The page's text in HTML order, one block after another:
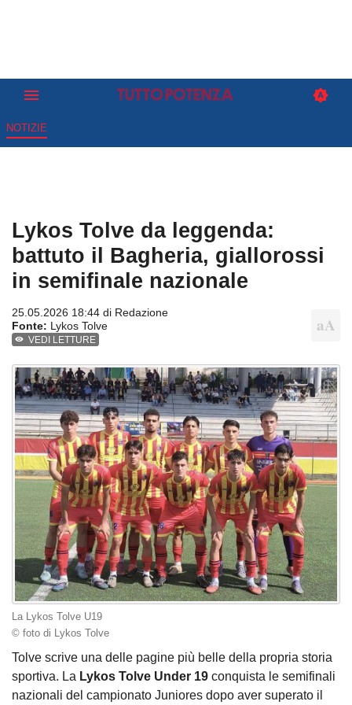
NOTIZIE
Lykos Tolve da leggenda:
battuto il Bagheria, giallorossi
in semifinale nazionale
25.05.2026 18:44 di Redazione
Fonte: Lykos Tolve
VEDI LETTURE
La Lykos Tolve U19
© foto di Lykos Tolve
Tolve scrive una delle pagine più belle della propria storia
sportiva. La Lykos Tolve Under 19 conquista le semifinali
nazionali del campionato Juniores dopo aver superato il